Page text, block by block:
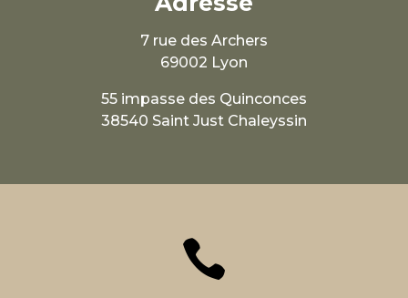
7 rue des Archers
69002 Lyon
55 impasse des Quinconces
38540 Saint Just Chaleyssin
